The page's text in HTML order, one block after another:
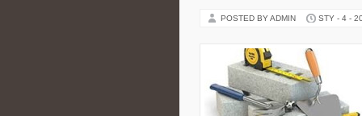
POSTED BY ADMIN STY - 4 -